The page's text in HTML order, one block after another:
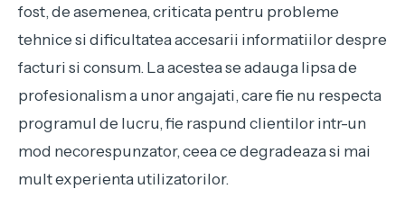
fost, de asemenea, criticata pentru probleme
tehnice si dificultatea accesarii informatiilor despre
facturi si consum. La acestea se adauga lipsa de
profesionalism a unor angajati, care fie nu respecta
programul de lucru, fie raspund clientilor intr-un
mod necorespunzator, ceea ce degradeaza si mai
mult experienta utilizatorilor.